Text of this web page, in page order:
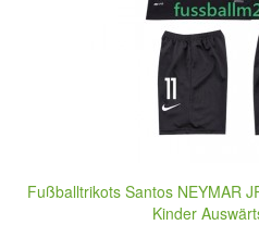
Fußballtrikots Santos NEYMAR
Kinder